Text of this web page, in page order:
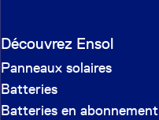
Découvrez Ensol
Panneaux solaires
Batteries
Batteries en abonnement